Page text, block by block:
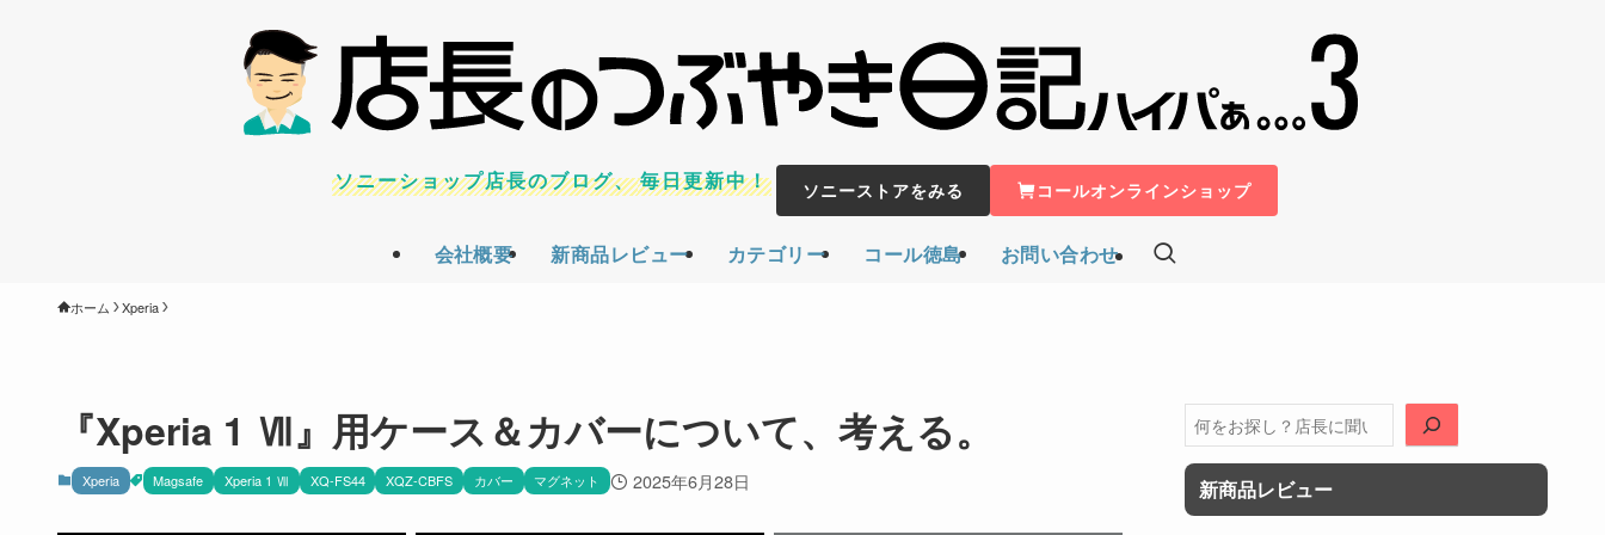
会社概要 新商品レビュー カテゴリー コール徳島 お問い合わせ
ソニーショップ店長のブログ、毎日更新中！ ソニーストアをみる コールオンラインショップ
ホーム Xperia
『Xperia 1 Ⅶ』用ケース＆カバーについて、考える。
Xperia Magsafe Xperia 1 Ⅶ XQ-FS44 XQZ-CBFS カバー マグネット 2025年6月28日
検
索
新商品レビュー